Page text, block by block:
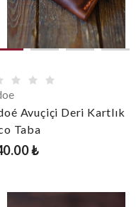
Avuçiçi Deri Kartlık
Taba
₺